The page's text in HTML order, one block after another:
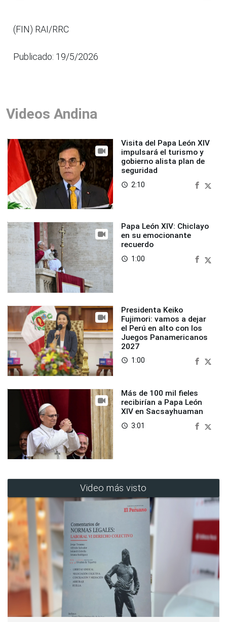
(FIN) RAI/RRC
Publicado: 19/5/2026
Videos Andina
Visita del Papa León XIV
impulsará el turismo y
gobierno alista plan de
seguridad
access_time 2:10
Papa León XIV: Chiclayo
en su emocionante
recuerdo
access_time 1:00
Presidenta Keiko
Fujimori: vamos a dejar
el Perú en alto con los
Juegos Panamericanos
2027
access_time 1:00
Más de 100 mil fieles
recibirían a Papa León
XIV en Sacsayhuaman
access_time 3:01
Video más visto